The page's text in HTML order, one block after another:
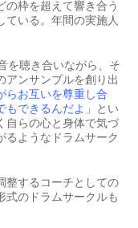
の枠を超えて響き合う
ている。年間の実施人
を聴き合いながら、そ
アンサンブルを創り出
らお互いを尊重し合
できるんだよ」 とい
自らの心と身体で気づ
るようなドラムサーク
整するコーチとしての
式のドラムサークルも